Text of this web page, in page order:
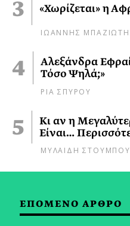
«Χωρίζεται» η
ΙΩΑΝΝΗΣ
Αλεξάνδρα
Τόσο Ψηλά;»
ΡΙΑ ΣΠΥΡΟΥ
Κι αν η
Είναι…
ΜΥΛΑΙΔΗ ΣΤΟΥΜΠΟΥ
ΕΠΟΜΕΝΟ ΑΡΘΡΟ